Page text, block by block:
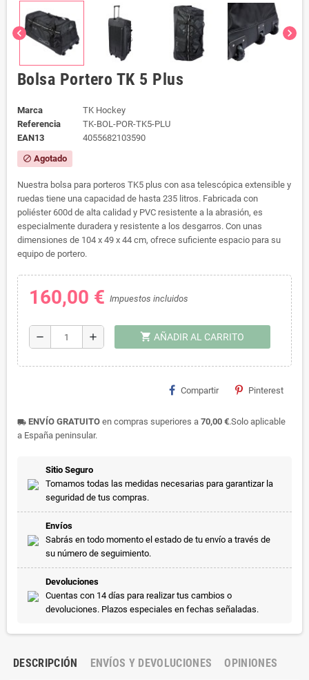
chevron_left chevron_right
Bolsa Portero TK 5 Plus
Marca
TK Hockey
Referencia
TK-BOL-POR-TK5-PLU
EAN13
4055682103590
block Agotado
Nuestra bolsa para porteros TK5 plus con asa telescópica extensible y
ruedas tiene una capacidad de hasta 235 litros. Fabricada con
poliéster 600d de alta calidad y PVC resistente a la abrasión, es
especialmente duradera y resistente a los desgarros. Con unas
dimensiones de 104 x 49 x 44 cm, ofrece suficiente espacio para su
equipo de portero.
160,00 € Impuestos incluidos
remove add shopping_cart AÑADIR AL CARRITO
Compartir Pinterest
local_shipping ENVÍO GRATUITO en compras superiores a 70,00 €.Solo aplicable
a España peninsular.
Sitio Seguro
Tomamos todas las medidas necesarias para garantizar la
seguridad de tus compras.
Envíos
Sabrás en todo momento el estado de tu envío a través de
su número de seguimiento.
Devoluciones
Cuentas con 14 días para realizar tus cambios o
devoluciones. Plazos especiales en fechas señaladas.
DESCRIPCIÓN ENVÍOS Y DEVOLUCIONES OPINIONES